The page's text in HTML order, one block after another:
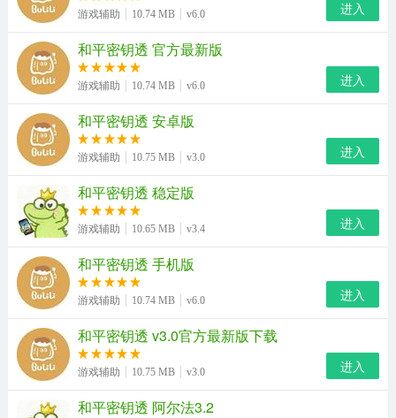
1、在本站下载布丁直装，设置好后即可直接进入游戏。
游戏辅助 10.74 MB v6.0 进入
和平密钥透 官方最新版
游戏辅助 10.74 MB v6.0 进入
和平密钥透 安卓版
游戏辅助 10.75 MB v3.0 进入
和平密钥透 稳定版
游戏辅助 10.65 MB v3.4 进入
和平密钥透 手机版
游戏辅助 10.74 MB v6.0 进入
和平密钥透 v3.0官方最新版下载
游戏辅助 10.75 MB v3.0 进入
和平密钥透 阿尔法3.2